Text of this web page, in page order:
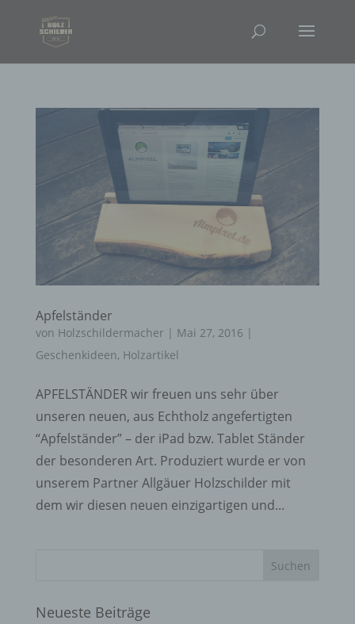
Apfelständer
von Holzschildermacher | Mai 27, 2016 |
Geschenkideen, Holzartikel
APFELSTÄNDER wir freuen uns sehr über
unseren neuen, aus Echtholz angefertigten
“Apfelständer” – der iPad bzw. Tablet Ständer
der besonderen Art. Produziert wurde er von
unserem Partner Allgäuer Holzschilder mit
dem wir diesen neuen einzigartigen und...
Neueste Beiträge